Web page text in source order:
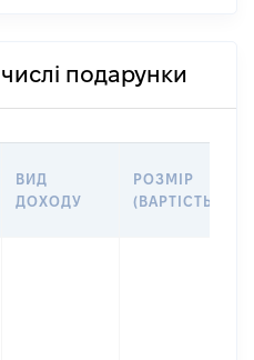
подарунки
ВИД
ДОХОДУ
РОЗМІР
(ВАРТІСТЬ)